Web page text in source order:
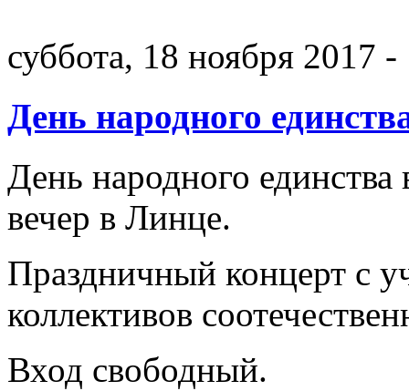
суббота, 18 ноября 2017
День народного
День народного
вечер в Линце.
Праздничный концерт с
коллективов
Вход свободный.